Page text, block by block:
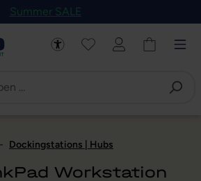
Plattform springen
Summer SALE
- Dockingstations | Hubs
Workstation